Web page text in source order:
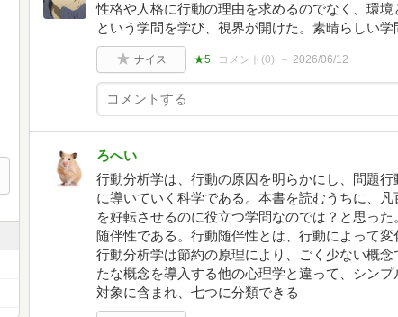
性格や人格に行動の理由を求めるのでなく、環
という学問を学び、視界が開けた。素晴らしい学
ナイス ★5 コメント(0) 2026/06/12
ろへい
行動分析学は、行動の原因を明らかにし、問題
に導いていく科学である。本書を読むうちに、
を好転させるのに役立つ学問なのでは？と思っ
随伴性である。行動随伴性とは、行動によって変
行動分析学は節約の原理により、ごく少ない概
たな概念を導入する他の心理学と違って、シン
対象に含まれ、七つに分類できる